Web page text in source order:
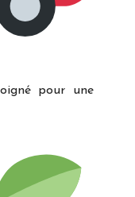
pour une